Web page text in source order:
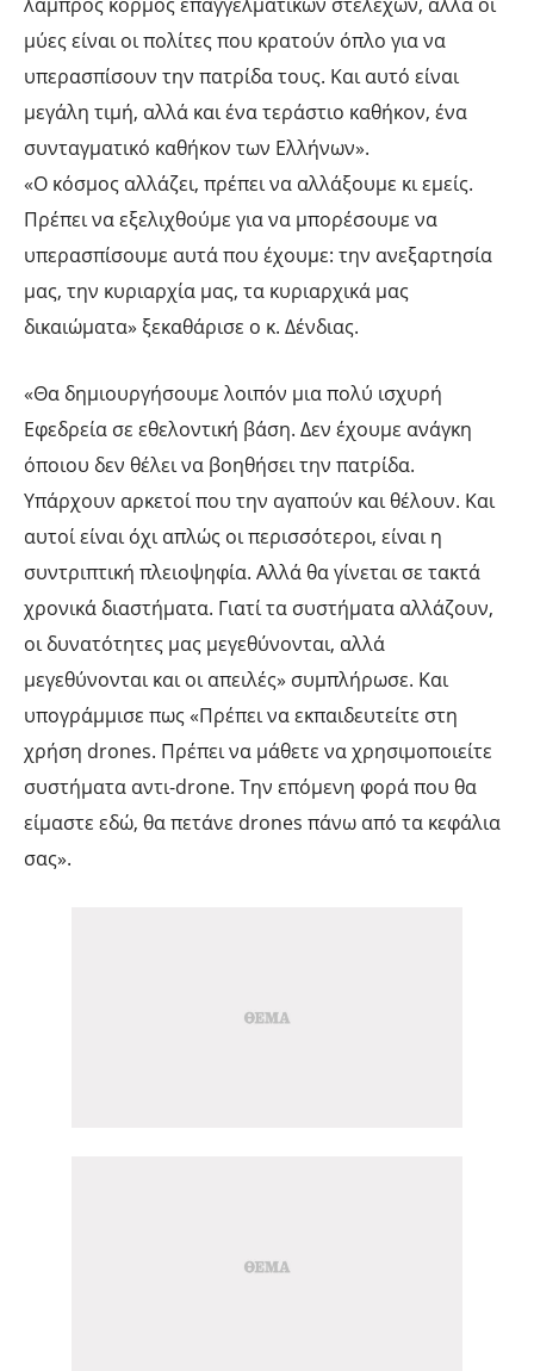
μύες είναι οι πολίτες που κρατούν όπλο για να
υπερασπίσουν την πατρίδα τους. Και αυτό είναι
μεγάλη τιμή, αλλά και ένα τεράστιο καθήκον, ένα
συνταγματικό καθήκον των Ελλήνων».
«Ο κόσμος αλλάζει, πρέπει να αλλάξουμε κι εμείς.
Πρέπει να εξελιχθούμε για να μπορέσουμε να
υπερασπίσουμε αυτά που έχουμε: την ανεξαρτησία
μας, την κυριαρχία μας, τα κυριαρχικά μας
δικαιώματα» ξεκαθάρισε ο κ. Δένδιας.
«Θα δημιουργήσουμε λοιπόν μια πολύ ισχυρή
Εφεδρεία σε εθελοντική βάση. Δεν έχουμε ανάγκη
όποιου δεν θέλει να βοηθήσει την πατρίδα.
Υπάρχουν αρκετοί που την αγαπούν και θέλουν. Και
αυτοί είναι όχι απλώς οι περισσότεροι, είναι η
συντριπτική πλειοψηφία. Αλλά θα γίνεται σε τακτά
χρονικά διαστήματα. Γιατί τα συστήματα αλλάζουν,
οι δυνατότητες μας μεγεθύνονται, αλλά
μεγεθύνονται και οι απειλές» συμπλήρωσε. Και
υπογράμμισε πως «Πρέπει να εκπαιδευτείτε στη
χρήση drones. Πρέπει να μάθετε να χρησιμοποιείτε
συστήματα αντι-drone. Την επόμενη φορά που θα
είμαστε εδώ, θα πετάνε drones πάνω από τα κεφάλια
σας».